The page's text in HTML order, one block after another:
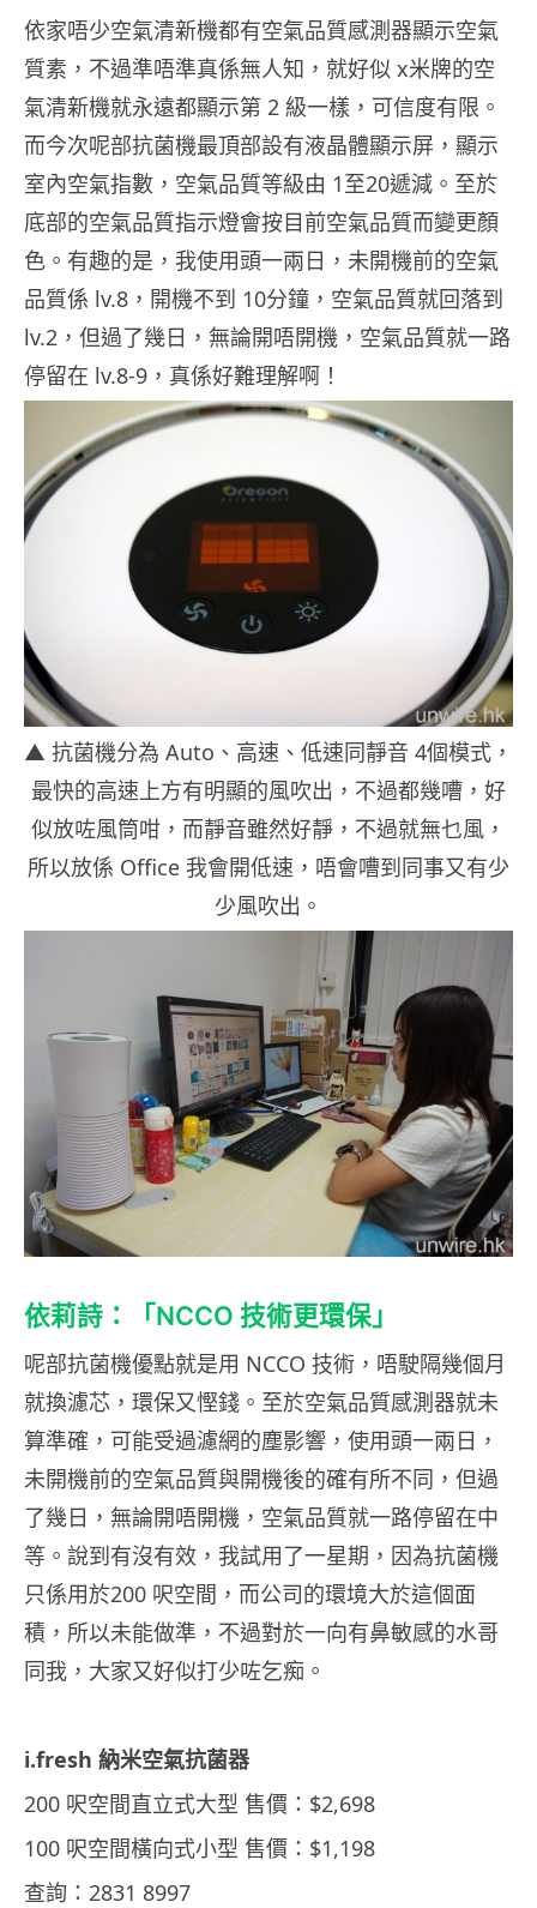
依家唔少空氣清新機都有空氣品質感測器顯示空氣
質素，不過準唔準真係無人知，就好似 x米牌的空
氣清新機就永遠都顯示第 2 級一樣，可信度有限。
而今次呢部抗菌機最頂部設有液晶體顯示屏，顯示
室內空氣指數，空氣品質等級由 1至20遞減。至於
底部的空氣品質指示燈會按目前空氣品質而變更顏
色。有趣的是，我使用頭一兩日，未開機前的空氣
品質係 lv.8，開機不到 10分鐘，空氣品質就回落到
lv.2，但過了幾日，無論開唔開機，空氣品質就一路
停留在 lv.8-9，真係好難理解啊！
▲ 抗菌機分為 Auto、高速、低速同靜音 4個模式，
最快的高速上方有明顯的風吹出，不過都幾嘈，好
似放咗風筒咁，而靜音雖然好靜，不過就無乜風，
所以放係 Office 我會開低速，唔會嘈到同事又有少
少風吹出。
依莉詩：「NCCO 技術更環保」
呢部抗菌機優點就是用 NCCO 技術，唔駛隔幾個月
就換濾芯，環保又慳錢。至於空氣品質感測器就未
算準確，可能受過濾網的塵影響，使用頭一兩日，
未開機前的空氣品質與開機後的確有所不同，但過
了幾日，無論開唔開機，空氣品質就一路停留在中
等。說到有沒有效，我試用了一星期，因為抗菌機
只係用於200 呎空間，而公司的環境大於這個面
積，所以未能做準，不過對於一向有鼻敏感的水哥
同我，大家又好似打少咗乞痴。
i.fresh 納米空氣抗菌器
200 呎空間直立式大型 售價：$2,698
100 呎空間橫向式小型 售價：$1,198
查詢：2831 8997